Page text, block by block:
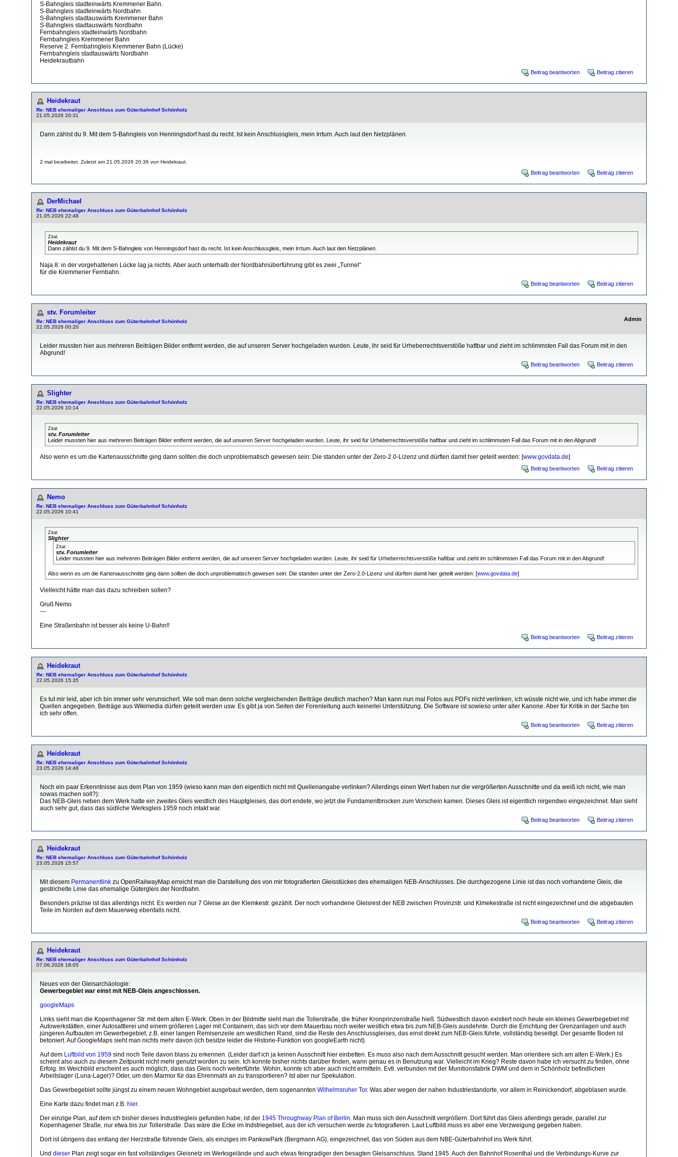
S-Bahngleis stadteinwärts Kremmener Bahn.
S-Bahngleis stadteinwärts Nordbahn
S-Bahngleis stadtauswärts Kremmener Bahn
S-Bahngleis stadtauswärts Nordbahn
Fernbahngleis stadteinwärts Nordbahn
Fernbahngleis Kremmener Bahn
Reserve 2. Fernbahngleis Kremmener Bahn (Lücke)
Fernbahngleis stadtauswärts Nordbahn
Heidekrautbahn
Beitrag beantworten Beitrag zitieren
Heidekraut
Re: NEB ehemaliger Anschluss zum Güterbahnhof Schönholz
21.05.2026 20:31
Dann zählst du 9. Mit dem S-Bahngleis von Henningsdorf hast du recht. Ist kein Anschlussgleis, mein Irrtum. Auch laut den Netzplänen.
2 mal bearbeitet. Zuletzt am 21.05.2026 20:36 von Heidekraut.
Beitrag beantworten Beitrag zitieren
DerMichael
Re: NEB ehemaliger Anschluss zum Güterbahnhof Schönholz
21.05.2026 22:48
Zitat
Heidekraut
Dann zählst du 9. Mit dem S-Bahngleis von Henningsdorf hast du recht. Ist kein Anschlussgleis, mein Irrtum. Auch laut den Netzplänen.
Naja 8: in der vorgehaltenen Lücke lag ja nichts. Aber auch unterhalb der Nordbahnüberführung gibt es zwei „Tunnel“
für die Kremmener Fernbahn.
Beitrag beantworten Beitrag zitieren
stv. Forumleiter
Re: NEB ehemaliger Anschluss zum Güterbahnhof Schönholz
22.05.2026 00:20
Admin
Leider mussten hier aus mehreren Beiträgen Bilder entfernt werden, die auf unseren Server hochgeladen wurden. Leute, ihr seid für Urheberrechtsverstöße haftbar und zieht im schlimmsten Fall das Forum mit in den
Abgrund!
Beitrag beantworten Beitrag zitieren
Slighter
Re: NEB ehemaliger Anschluss zum Güterbahnhof Schönholz
22.05.2026 10:14
Zitat
stv. Forumleiter
Leider mussten hier aus mehreren Beiträgen Bilder entfernt werden, die auf unseren Server hochgeladen wurden. Leute, ihr seid für Urheberrechtsverstöße haftbar und zieht im schlimmsten Fall das Forum mit in den Abgrund!
Also wenn es um die Kartenausschnitte ging dann sollten die doch unproblematisch gewesen sein: Die standen unter der Zero-2.0-Lizenz und dürften damit hier geteilt werden: [www.govdata.de]
Beitrag beantworten Beitrag zitieren
Nemo
Re: NEB ehemaliger Anschluss zum Güterbahnhof Schönholz
22.05.2026 10:41
Zitat
Slighter
Zitat
stv. Forumleiter
Leider mussten hier aus mehreren Beiträgen Bilder entfernt werden, die auf unseren Server hochgeladen wurden. Leute, ihr seid für Urheberrechtsverstöße haftbar und zieht im schlimmsten Fall das Forum mit in den Abgrund!
Also wenn es um die Kartenausschnitte ging dann sollten die doch unproblematisch gewesen sein: Die standen unter der Zero-2.0-Lizenz und dürften damit hier geteilt werden: [www.govdata.de]
Vielleicht hätte man das dazu schreiben sollen?
Gruß Nemo
---
Eine Straßenbahn ist besser als keine U-Bahn!!
Beitrag beantworten Beitrag zitieren
Heidekraut
Re: NEB ehemaliger Anschluss zum Güterbahnhof Schönholz
22.05.2026 15:35
Es tut mir leid, aber ich bin immer sehr verunsichert. Wie soll man denn solche vergleichenden Beiträge deutlich machen? Man kann nun mal Fotos aus PDFs nicht verlinken, ich wüsste nicht wie, und ich habe immer die
Quellen angegeben. Beiträge aus Wikimedia dürfen geteilt werden usw. Es gibt ja von Seiten der Forenleitung auch keinerlei Unterstützung. Die Software ist sowieso unter aller Kanone. Aber für Kritik in der Sache bin
ich sehr offen.
Beitrag beantworten Beitrag zitieren
Heidekraut
Re: NEB ehemaliger Anschluss zum Güterbahnhof Schönholz
23.05.2026 14:48
Noch ein paar Erkenntnisse aus dem Plan von 1959 (wieso kann man den eigentlich nicht mit Quellenangabe verlinken? Allerdings einen Wert haben nur die vergrößerten Ausschnitte und da weiß ich nicht, wie man
sowas machen soll?):
Das NEB-Gleis neben dem Werk hatte ein zweites Gleis westlich des Hauptgleises, das dort endete, wo jetzt die Fundamentbrocken zum Vorschein kamen. Dieses Gleis ist eigentlich nirgendwo eingezeichnet. Man sieht
auch sehr gut, dass das südliche Werksgleis 1959 noch intakt war.
Beitrag beantworten Beitrag zitieren
Heidekraut
Re: NEB ehemaliger Anschluss zum Güterbahnhof Schönholz
23.05.2026 15:57
Mit diesem Permanentlink zu OpenRailwayMap erreicht man die Darstellung des von mir fotografierten Gleisstückes des ehemaligen NEB-Anschlusses. Die durchgezogene Linie ist das noch vorhandene Gleis, die
gestrichelte Linie das ehemalige Gütergleis der Nordbahn.
Besonders präzise ist das allerdings nicht. Es werden nur 7 Gleise an der Klemkestr. gezählt. Der noch vorhandene Gleisrest der NEB zwischen Provinzstr. und Klmekestraße ist nicht eingezeichnet und die abgebauten
Teile im Norden auf dem Mauerweg ebenfalls nicht.
Beitrag beantworten Beitrag zitieren
Heidekraut
Re: NEB ehemaliger Anschluss zum Güterbahnhof Schönholz
07.06.2026 18:05
Neues von der Gleisarchäologie:
Gewerbegebiet war einst mit NEB-Gleis angeschlossen.
googleMaps
Links sieht man die Kopenhagener Str. mit dem alten E-Werk. Oben in der Bildmitte sieht man die Tollerstraße, die früher Kronprinzenstraße hieß. Südwestlich davon existiert noch heute ein kleines Gewerbegebiet mit
Autowerkstätten, einer Autosattlerei und einem größeren Lager mit Containern, das sich vor dem Mauerbau noch weiter westlich etwa bis zum NEB-Gleis ausdehnte. Durch die Errichtung der Grenzanlagen und auch
jüngeren Aufbauten im Gewerbegebiet, z.B. einer langen Remisenzeile am westlichen Rand, sind die Reste des Anschlussgleises, das einst direkt zum NEB-Gleis führte, vollständig beseitigt. Der gesamte Boden ist
betoniert. Auf GoogleMaps sieht man nichts mehr davon (ich besitze leider die Historie-Funktion von googleEarth nicht).
Auf dem Luftbild von 1959 sind noch Teile davon blass zu erkennen. (Leider darf ich ja keinen Ausschnitt hier einbetten. Es muss also nach dem Ausschnitt gesucht werden. Man orientiere sich am alten E-Werk.) Es
scheint also auch zu diesem Zeitpunkt nicht mehr genutzt worden zu sein. Ich konnte bisher nichts darüber finden, wann genau es in Benutzung war. Vielleicht im Krieg? Reste davon habe ich versucht zu finden, ohne
Erfolg. Im Weichbild erscheint es auch möglich, dass das Gleis noch weiterführte. Wohin, konnte ich aber auch nicht ermitteln. Evtl. verbunden mit der Munitionsfabrik DWM und dem in Schönholz befindlichen
Arbeitslager (Luna-Lager)? Oder, um den Marmor für das Ehrenmahl an zu transportieren? Ist aber nur Spekulation.
Das Gewerbegebiet sollte jüngst zu einem neuen Wohngebiet ausgebaut werden, dem sogenannten Wilhelmsruher Tor. Was aber wegen der nahen Industriestandorte, vor allem in Reinickendorf, abgeblasen wurde.
Eine Karte dazu findet man z.B. hier.
Der einzige Plan, auf dem ich bisher dieses Industriegleis gefunden habe, ist der 1945 Throughway Plan of Berlin . Man muss sich den Ausschnitt vergrößern. Dort führt das Gleis allerdings gerade, parallel zur
Kopenhagener Straße, nur etwa bis zur Tollerstraße. Das wäre die Ecke im Indstriegebiet, aus der ich versuchen werde zu fotografieren. Laut Luftbild muss es aber eine Verzweigung gegeben haben.
Dort ist übrigens das entlang der Herzstraße führende Gleis, als einziges im PankowPark (Bergmann AG), eingezeichnet, das von Süden aus dem NBE-Güterbahnhof ins Werk führt.
Und dieser Plan zeigt sogar ein fast vollständiges Gleisnetz im Werksgelände und auch etwas feingradiger den besagten Gleisanschluss. Stand 1945. Auch den Bahnhof Rosenthal und die Verbindungs-Kurve zur